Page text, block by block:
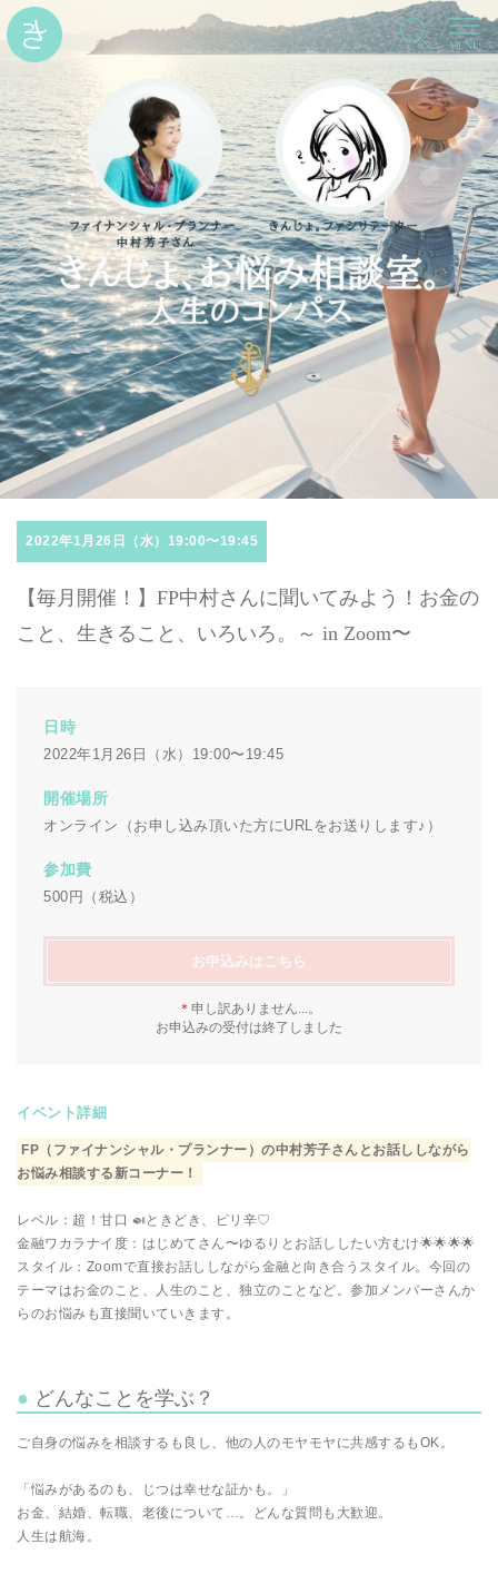
2022年1月26日（水）19:00〜19:45
【毎月開催！】FP中村さんに聞いてみよう！お金の
こと、生きること、いろいろ。～ in Zoom〜
イベント詳細
FP（ファイナンシャル・プランナー）の中村芳子さんとお話ししながら
お悩み相談する新コーナー！
レベル：超！甘口 🍛ときどき、ピリ辛♡
金融ワカラナイ度：はじめてさん〜ゆるりとお話ししたい方むけ🌟🌟🌟🌟
スタイル：Zoomで直接お話ししながら金融と向き合うスタイル。今回の
テーマはお金のこと、人生のこと、独立のことなど。参加メンバーさんか
らのお悩みも直接聞いていきます。
どんなことを学ぶ？
ご自身の悩みを相談するも良し、他の人のモヤモヤに共感するもOK。
「悩みがあるのも、じつは幸せな証かも。」
お金、結婚、転職、老後について…。どんな質問も大歓迎。
人生は航海。
日時
2022年1月26日（水）19:00〜19:45
開催場所
オンライン（お申し込み頂いた方にURLをお送りします♪）
参加費
500円（税込）
お申込みはこちら
＊ 申し訳ありません...。
お申込みの受付は終了しました